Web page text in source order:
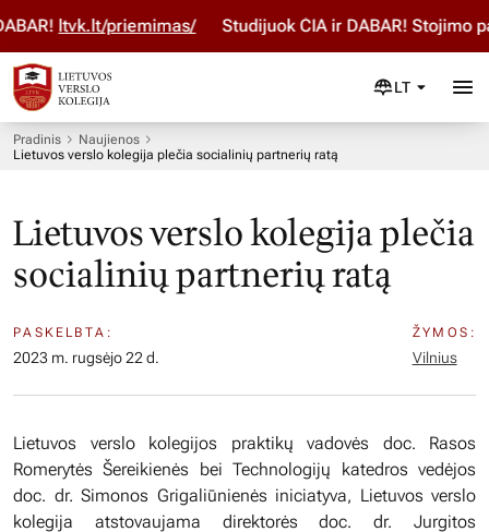
ltvk.lt/priemimas/ Studijuok ČIA ir DABAR! Stojimo
LT
Pradinis
Naujienos
Lietuvos verslo kolegija plečia socialinių partnerių ratą
Lietuvos verslo kolegija plečia
socialinių partnerių ratą
PASKELBTA:
2023 m. rugsėjo 22 d.
ŽYMOS:
Vilnius
Lietuvos verslo kolegijos praktikų vadovės doc. Rasos
Romerytės Šereikienės bei Technologijų katedros vedėjos
doc. dr. Simonos Grigaliūnienės iniciatyva, Lietuvos verslo
kolegija atstovaujama direktorės doc. dr. Jurgitos